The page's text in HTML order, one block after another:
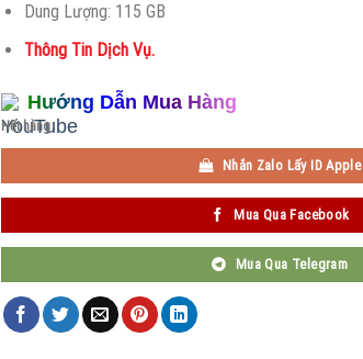
Dung Lượng: 115 GB
Thông Tin Dịch Vụ.
Hướng Dẫn Mua Hàng
Hết hàng
Nhắn Zalo Lấy ID Apple
Mua Qua Facebook
Mua Qua Telegram